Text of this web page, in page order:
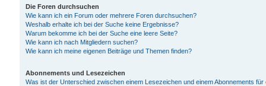
Die Foren durchsuchen
Wie kann ich ein Forum oder mehrere Foren durchsuchen?
Weshalb erhalte ich bei der Suche keine Ergebnisse?
Warum bekomme ich bei der Suche eine leere Seite?
Wie kann ich nach Mitgliedern suchen?
Wie kann ich meine eigenen Beiträge und Themen finden?
Abonnements und Lesezeichen
Was ist der Unterschied zwischen einem Lesezeichen und einem Abonnements